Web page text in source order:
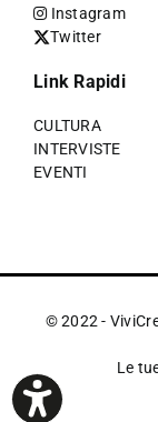
Instagram
Twitter
Link Rapidi
CULTURA
INTERVISTE
EVENTI
© 2022 -
Le